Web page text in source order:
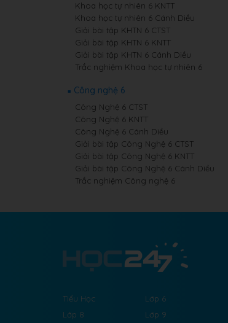
Khoa học tự nhiên 6 KNTT
Khoa học tự nhiên 6 Cánh Diều
Giải bài tập KHTN 6 CTST
Giải bài tập KHTN 6 KNTT
Giải bài tập KHTN 6 Cánh Diều
Trắc nghiệm Khoa học tự nhiên 6
Công nghệ 6
Công Nghệ 6 CTST
Công Nghệ 6 KNTT
Công Nghệ 6 Cánh Diều
Giải bài tập Công Nghệ 6 CTST
Giải bài tập Công Nghệ 6 KNTT
Giải bài tập Công Nghệ 6 Cánh Diều
Trắc nghiệm Công nghệ 6
Tiểu Học Lớp 6
Lớp 8
Lớp 9